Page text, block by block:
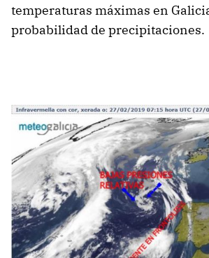
temperaturas máximas en
probabilidad de precipitaciones.